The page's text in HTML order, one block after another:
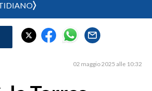
02 maggio 2025 alle 10:32